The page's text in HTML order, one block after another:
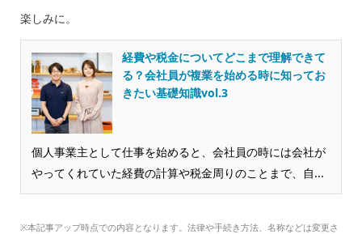
楽しみに。
経費や税金についてどこまで理解できて
る？会社員が複業を始める時に知ってお
きたい基礎知識vol.3
個人事業主として仕事を始めると、会社員の時には会社が
やってくれていた経費の計算や税金周りのことまで、自...
※本記事アップ時点での内容となります。法律や手続き方法、名称などは変更さ